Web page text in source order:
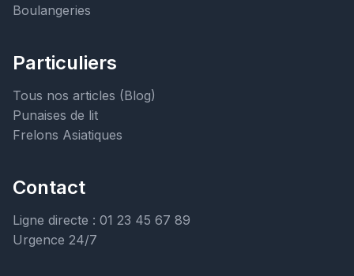
Boulangeries
Particuliers
Tous nos articles (Blog)
Punaises de lit
Frelons Asiatiques
Contact
Ligne directe : 01 23 45 67 89
Urgence 24/7